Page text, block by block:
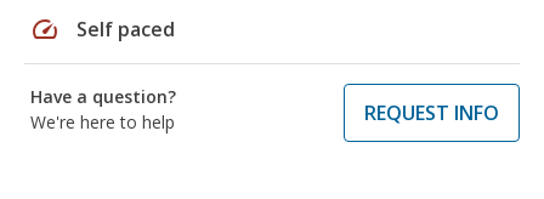
speed Self paced
Have a question?
We're here to help
REQUEST INFO